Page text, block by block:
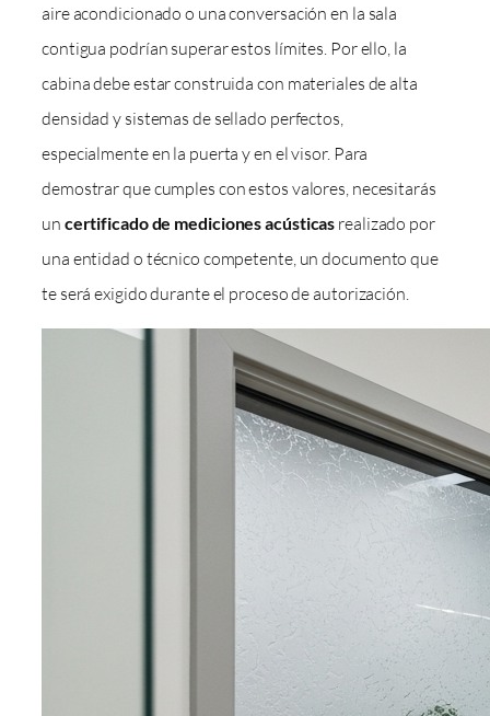
aire acondicionado o una conversación en la sala
contigua podrían superar estos límites. Por ello, la
cabina debe estar construida con materiales de alta
densidad y sistemas de sellado perfectos,
especialmente en la puerta y en el visor. Para
demostrar que cumples con estos valores, necesitarás
un certificado de mediciones acústicas realizado por
una entidad o técnico competente, un documento que
te será exigido durante el proceso de autorización.